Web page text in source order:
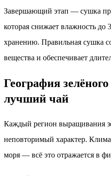
Завершающий этап — сушка
которая снижает влажность до
хранению. Правильная сушка
вещества и обеспечивает
География
лучший чай
Каждый регион выращивания
неповторимый характер.
моря — всё это отражается в